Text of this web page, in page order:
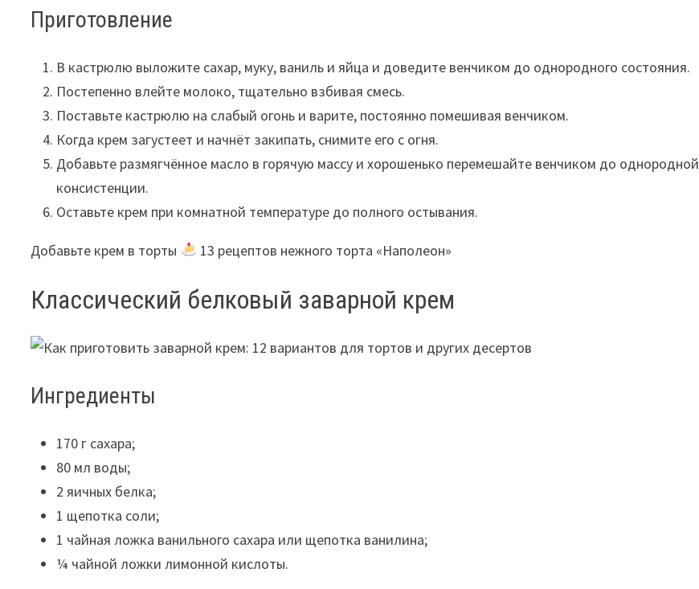
Приготовление
В кастрюлю выложите сахар, муку, ваниль и яйца и доведите венчиком до однородного состояния.
Постепенно влейте молоко, тщательно взбивая смесь.
Поставьте кастрюлю на слабый огонь и варите, постоянно помешивая венчиком.
Когда крем загустеет и начнёт закипать, снимите его с огня.
Добавьте размягчённое масло в горячую массу и хорошенько перемешайте венчиком до однородной
консистенции.
Оставьте крем при комнатной температуре до полного остывания.
Добавьте крем в торты 13 рецептов нежного торта «Наполеон»
Классический белковый заварной крем
Ингредиенты
170 г сахара;
80 мл воды;
2 яичных белка;
1 щепотка соли;
1 чайная ложка ванильного сахара или щепотка ванилина;
¼ чайной ложки лимонной кислоты.